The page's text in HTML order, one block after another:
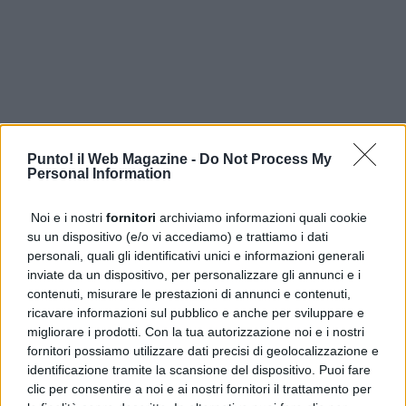
Punto! il Web Magazine - Do Not Process My
Personal Information
Noi e i nostri fornitori archiviamo informazioni quali cookie
su un dispositivo (e/o vi accediamo) e trattiamo i dati
personali, quali gli identificativi unici e informazioni generali
inviate da un dispositivo, per personalizzare gli annunci e i
contenuti, misurare le prestazioni di annunci e contenuti,
ricavare informazioni sul pubblico e anche per sviluppare e
migliorare i prodotti. Con la tua autorizzazione noi e i nostri
fornitori possiamo utilizzare dati precisi di geolocalizzazione e
identificazione tramite la scansione del dispositivo. Puoi fare
clic per consentire a noi e ai nostri fornitori il trattamento per